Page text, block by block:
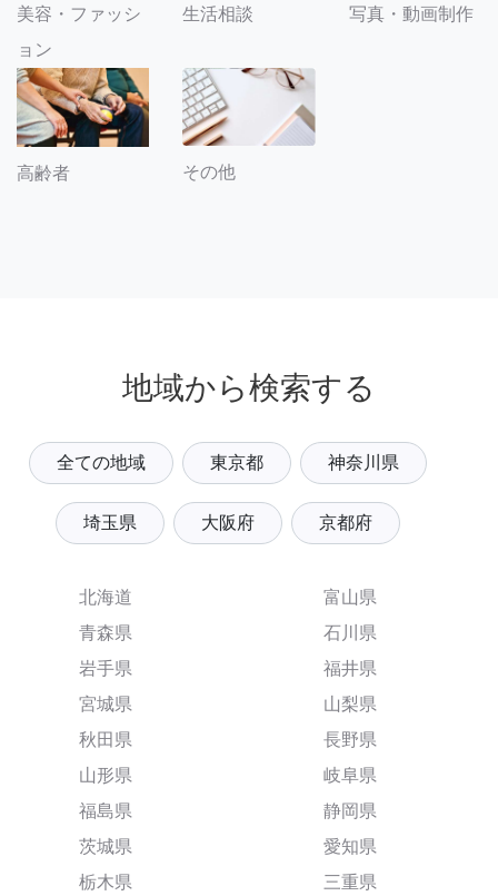
美容・ファッシ
ョン
生活相談 写真・動画制作
高齢者 その他
地域から検索する
全ての地域 東京都 神奈川県
埼玉県 大阪府 京都府
北海道
青森県
岩手県
宮城県
秋田県
山形県
福島県
茨城県
栃木県
富山県
石川県
福井県
山梨県
長野県
岐阜県
静岡県
愛知県
三重県